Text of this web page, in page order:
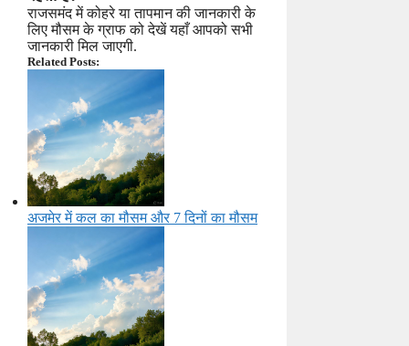
राजसमंद में कोहरे या तापमान की जानकारी के
लिए मौसम के ग्राफ को देखें यहाँ आपको सभी
जानकारी मिल जाएगी.
Related Posts:
अजमेर में कल का मौसम और 7 दिनों का मौसम